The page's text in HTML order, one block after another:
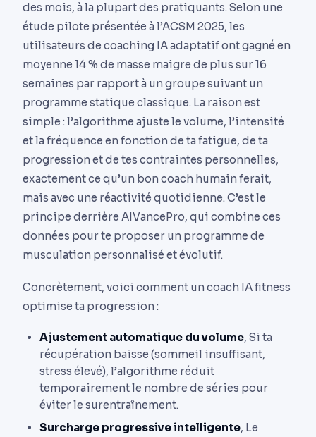
des mois, à la plupart des pratiquants. Selon une
étude pilote présentée à l’ACSM 2025, les
utilisateurs de coaching IA adaptatif ont gagné en
moyenne 14 % de masse maigre de plus sur 16
semaines par rapport à un groupe suivant un
programme statique classique. La raison est
simple : l’algorithme ajuste le volume, l’intensité
et la fréquence en fonction de ta fatigue, de ta
progression et de tes contraintes personnelles,
exactement ce qu’un bon coach humain ferait,
mais avec une réactivité quotidienne. C’est le
principe derrière AIVancePro, qui combine ces
données pour te proposer un programme de
musculation personnalisé et évolutif.
Concrètement, voici comment un coach IA fitness
optimise ta progression :
Ajustement automatique du volume, Si ta
récupération baisse (sommeil insuffisant,
stress élevé), l’algorithme réduit
temporairement le nombre de séries pour
éviter le surentraînement.
Surcharge progressive intelligente, Le